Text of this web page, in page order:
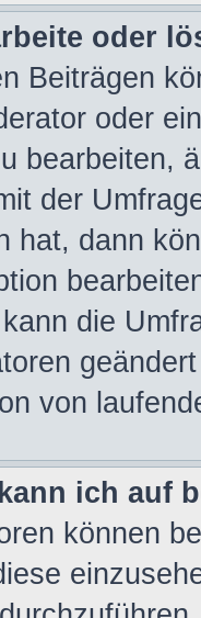
oder
Beiträgen
oder
bearbeiten,
der
hat, dann
die
von
ich auf
können